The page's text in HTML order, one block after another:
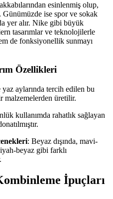
esinlenmiş olup,
Günümüzde ise spor ve sokak
yer alır. Nike gibi büyük
tasarımlar ve teknolojilerle
de fonksiyonellik sunmayı
Özellikleri
aylarında tercih edilen bu
malzemelerden üretilir.
kullanımda rahatlık sağlayan
: Beyaz dışında, mavi-
beyaz gibi farklı
İpuçları